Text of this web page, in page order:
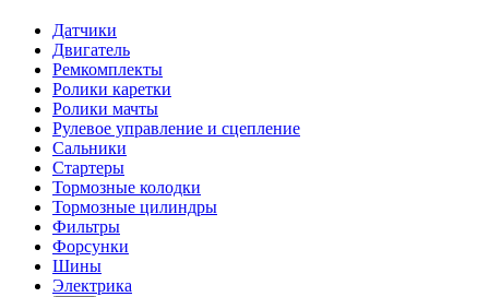
Датчики
Двигатель
Ремкомплекты
Ролики каретки
Ролики мачты
Рулевое управление и сцепление
Сальники
Стартеры
Тормозные колодки
Тормозные цилиндры
Фильтры
Форсунки
Шины
Электрика